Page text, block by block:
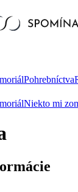
Pohrebníctva
Niekto mi